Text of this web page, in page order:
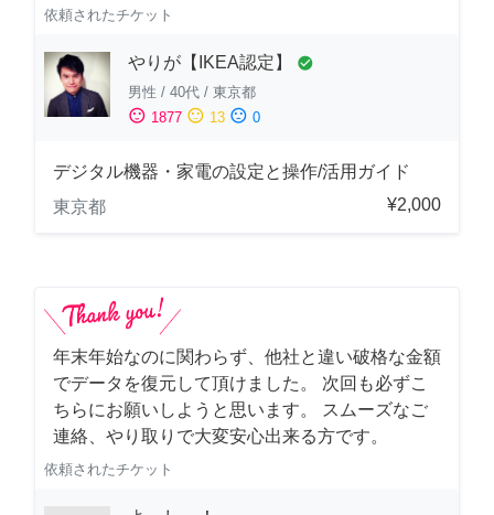
依頼されたチケット
やりが【IKEA認定】 check_circle
男性 / 40代 / 東京都
sentiment_satisfied 1877 sentiment_neutral 13 sentiment_dissatisfied 0
デジタル機器・家電の設定と操作/活用ガイド
東京都
¥2,000
年末年始なのに関わらず、他社と違い破格な金額
でデータを復元して頂けました。 次回も必ずこ
ちらにお願いしようと思います。 スムーズなご
連絡、やり取りで大変安心出来る方です。
依頼されたチケット